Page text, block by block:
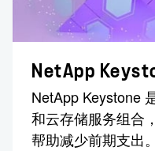
NetApp
NetApp Keystone
和云存储服务组合
帮助减少前期支出。